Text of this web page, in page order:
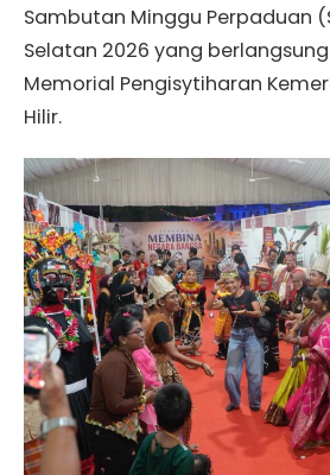
Sambutan Minggu Perpaduan
Selatan 2026 yang
Memorial Pengisytiharan
Hilir.